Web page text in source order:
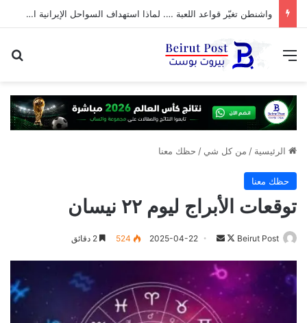
واشنطن تغيّر قواعد اللعبة …. لماذا استهداف السواحل الإيرانية الآن؟
القائمة
الرئيسية / من كل شي / حظك معنا
حظك معنا
توقعات الأبراج ليوم ٢٢ نيسان
Beirut Post
تابع
X
أرسل
إلكترونيا
2025-04-22
524